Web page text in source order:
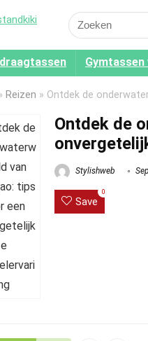
Search
for:
Reizen » Ontdek de
Ontdek de
Stylishweb
Save
0